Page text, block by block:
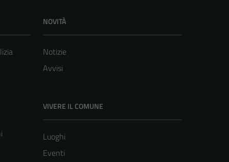
NOVITÀ
Notizie
Avvisi
VIVERE IL COMUNE
Luoghi
Eventi